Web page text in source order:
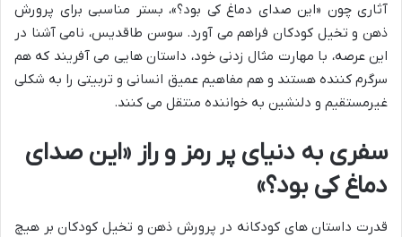
آثاری چون «این صدای دماغ کی بود؟»، بستر مناسبی برای پرورش
ذهن و تخیل کودکان فراهم می آورد. سوسن طاقدیس، نامی آشنا در
این عرصه، با مهارت مثال زدنی خود، داستان هایی می آفریند که هم
سرگرم کننده هستند و هم مفاهیم عمیق انسانی و تربیتی را به شکلی
غیرمستقیم و دلنشین به خواننده منتقل می کنند.
سفری به دنیای پر رمز و راز «این صدای
دماغ کی بود؟»
قدرت داستان های کودکانه در پرورش ذهن و تخیل کودکان بر هیچ